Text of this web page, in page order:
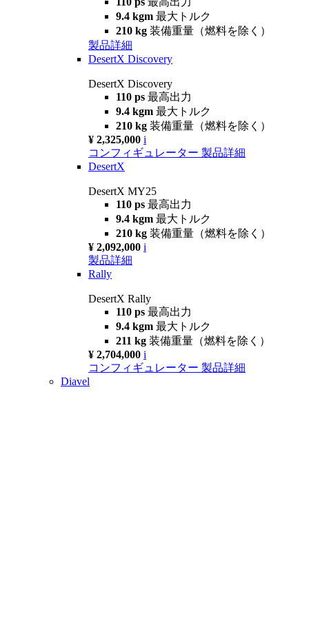
9.4 kgm 最大トルク
210 kg 装備重量（燃料を除く）
製品詳細
DesertX Discovery
DesertX Discovery
110 ps 最高出力
9.4 kgm 最大トルク
210 kg 装備重量（燃料を除く）
¥ 2,325,000 i
コンフィギュレーター 製品詳細
DesertX
DesertX MY25
110 ps 最高出力
9.4 kgm 最大トルク
210 kg 装備重量（燃料を除く）
¥ 2,092,000 i
製品詳細
Rally
DesertX Rally
110 ps 最高出力
9.4 kgm 最大トルク
211 kg 装備重量（燃料を除く）
¥ 2,704,000 i
コンフィギュレーター 製品詳細
Diavel